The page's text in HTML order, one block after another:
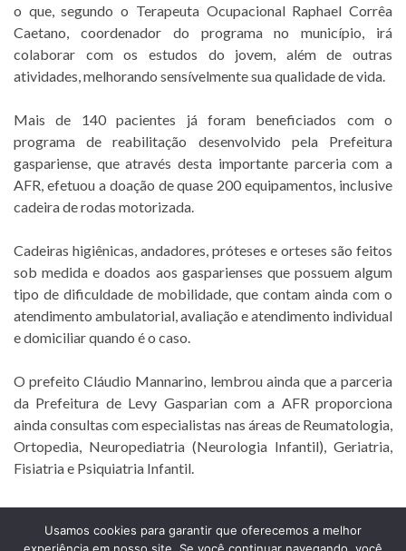
o que, segundo o Terapeuta Ocupacional Raphael Corrêa
Caetano, coordenador do programa no município, irá
colaborar com os estudos do jovem, além de outras
atividades, melhorando sensívelmente sua qualidade de vida.
Mais de 140 pacientes já foram beneficiados com o
programa de reabilitação desenvolvido pela Prefeitura
gaspariense, que através desta importante parceria com a
AFR, efetuou a doação de quase 200 equipamentos, inclusive
cadeira de rodas motorizada.
Cadeiras higiênicas, andadores, próteses e orteses são feitos
sob medida e doados aos gasparienses que possuem algum
tipo de dificuldade de mobilidade, que contam ainda com o
atendimento ambulatorial, avaliação e atendimento individual
e domiciliar quando é o caso.
O prefeito Cláudio Mannarino, lembrou ainda que a parceria
da Prefeitura de Levy Gasparian com a AFR proporciona
ainda consultas com especialistas nas áreas de Reumatologia,
Ortopedia, Neuropediatria (Neurologia Infantil), Geriatria,
Fisiatria e Psiquiatria Infantil.
Usamos cookies para garantir que oferecemos a melhor